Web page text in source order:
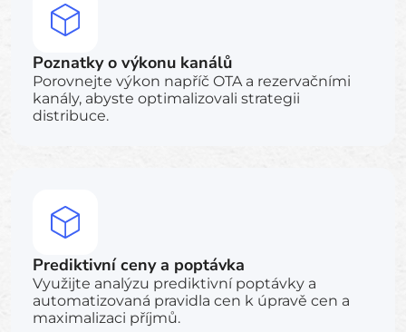
Poznatky o výkonu kanálů
Porovnejte výkon napříč OTA a rezervačními
kanály, abyste optimalizovali strategii
distribuce.
Prediktivní ceny a poptávka
Využijte analýzu prediktivní poptávky a
automatizovaná pravidla cen k úpravě cen a
maximalizaci příjmů.